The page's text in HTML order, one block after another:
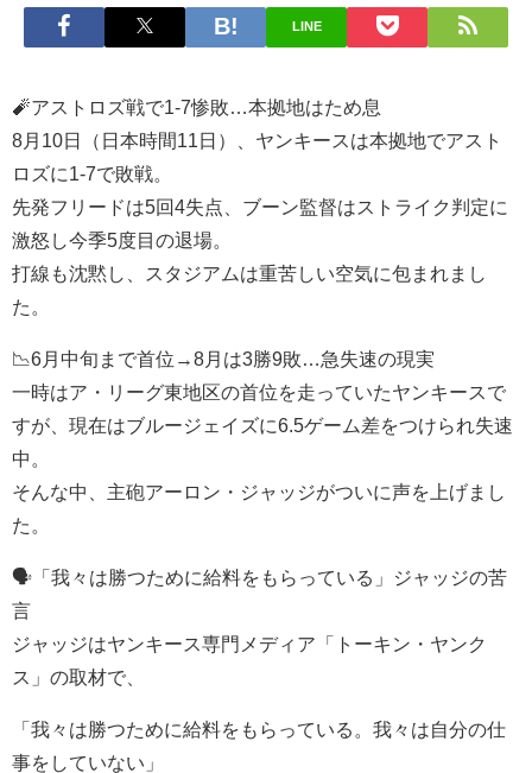
LINE
🧨アストロズ戦で1-7惨敗…本拠地はため息
8月10日（日本時間11日）、ヤンキースは本拠地でアスト
ロズに1-7で敗戦。
先発フリードは5回4失点、ブーン監督はストライク判定に
激怒し今季5度目の退場。
打線も沈黙し、スタジアムは重苦しい空気に包まれまし
た。
📉6月中旬まで首位→8月は3勝9敗…急失速の現実
一時はア・リーグ東地区の首位を走っていたヤンキースで
すが、現在はブルージェイズに6.5ゲーム差をつけられ失速
中。
そんな中、主砲アーロン・ジャッジがついに声を上げまし
た。
🗣️「我々は勝つために給料をもらっている」ジャッジの苦
言
ジャッジはヤンキース専門メディア「トーキン・ヤンク
ス」の取材で、
「我々は勝つために給料をもらっている。我々は自分の仕
事をしていない」